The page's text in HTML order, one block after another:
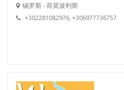
锡罗斯 - 荷莫波利斯
+302281082976, +306977736757